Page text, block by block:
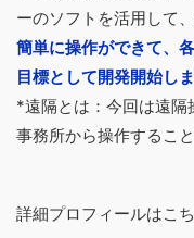
ーのソフトを活用して
簡単に操作ができて、
目標として開発開始し
*遠隔とは：今回は遠隔
事務所から操作するこ
詳細プロフィールはこ